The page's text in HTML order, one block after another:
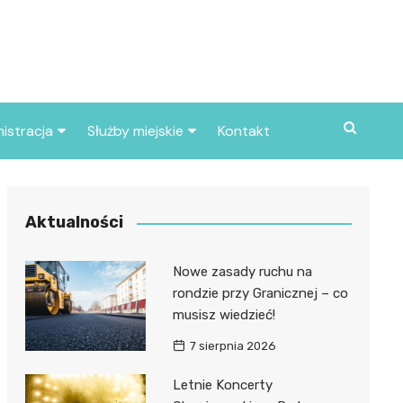
miasta
Służby miejskie
Policja
Kontakt
Aktualności
Nowe zasady ruchu na
rondzie przy Granicznej – co
musisz wiedzieć!
7 sierpnia 2026
Letnie Koncerty